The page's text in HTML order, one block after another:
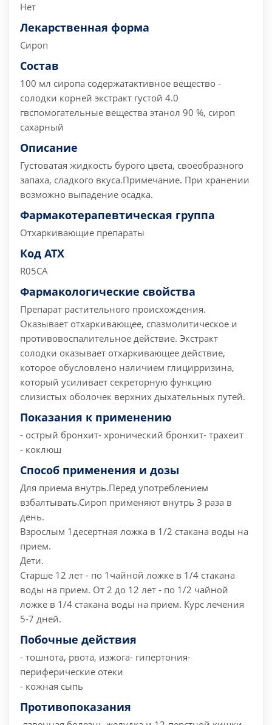
Нет
Лекарственная форма
Сироп
Состав
100 мл сиропа содержатактивное вещество -
солодки корней экстракт густой 4.0
гвспомогательные вещества этанол 90 %, сироп
сахарный
Описание
Густоватая жидкость бурого цвета, своеобразного
запаха, сладкого вкуса.Примечание. При хранении
возможно выпадение осадка.
Фармакотерапевтическая группа
Отхаркивающие препараты
Код АТХ
R05СА
Фармакологические свойства
Препарат растительного происхождения.
Оказывает отхаркивающее, спазмолитическое и
противовоспалительное действие. Экстракт
солодки оказывает отхаркивающее действие,
которое обусловлено наличием глицирризина,
который усиливает секреторную функцию
слизистых оболочек верхних дыхательных путей.
Показания к применению
- острый бронхит- хронический бронхит- трахеит
- коклюш
Способ применения и дозы
Для приема внутрь.Перед употреблением
взбалтывать.Сироп применяют внутрь 3 раза в
день.
Взрослым 1десертная ложка в 1/2 стакана воды на
прием.
Дети.
Старше 12 лет - по 1чайной ложке в 1/4 стакана
воды на прием. От 2 до 12 лет - по 1/2 чайной
ложке в 1/4 стакана воды на прием. Курс лечения
5-7 дней.
Побочные действия
- тошнота, рвота, изжога- гипертония-
периферические отеки
- кожная сыпь
Противопоказания